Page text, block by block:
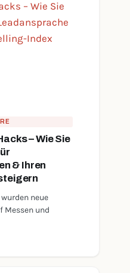
– Wie Sie
& Ihren
neue
Messen und